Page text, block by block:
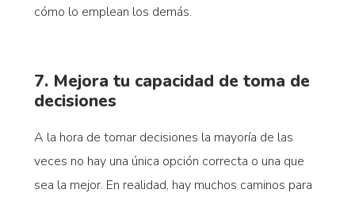
cómo lo emplean los demás.
7. Mejora tu capacidad de toma de
decisiones
A la hora de tomar decisiones la mayoría de las
veces no hay una única opción correcta o una que
sea la mejor. En realidad, hay muchos caminos para